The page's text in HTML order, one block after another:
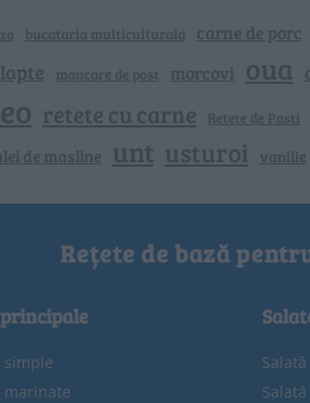
bucataria multiculturala carne de porc
lapte mancare de post morcovi oua
retete cu carne Retete de Pasti
de masline unt usturoi vanilie
Rețete de bază
simple
marinate